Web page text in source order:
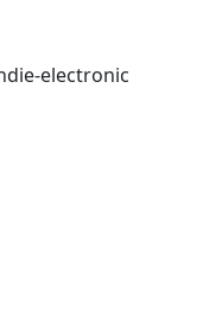
electronic